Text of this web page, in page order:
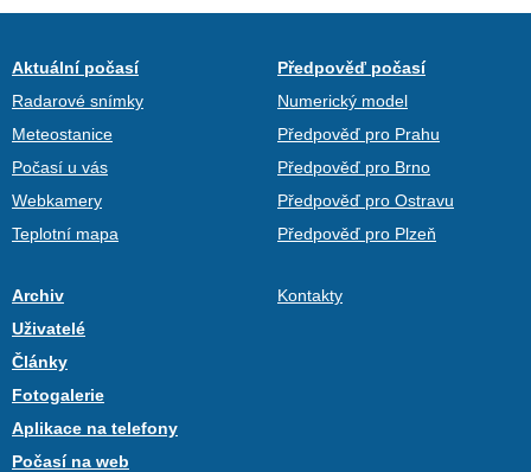
Aktuální počasí
Radarové snímky
Meteostanice
Počasí u vás
Webkamery
Teplotní mapa
Předpověď počasí
Numerický model
Předpověď pro Prahu
Předpověď pro Brno
Předpověď pro Ostravu
Předpověď pro Plzeň
Archiv
Uživatelé
Články
Fotogalerie
Aplikace na telefony
Počasí na web
Kontakty